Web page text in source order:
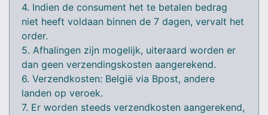
4. Indien de consument het te betalen bedrag
niet heeft voldaan binnen de 7 dagen, vervalt het
order.
5. Afhalingen zijn mogelijk, uiteraard worden er
dan geen verzendingskosten aangerekend.
6. Verzendkosten: België via Bpost, andere
landen op veroek.
7. Er worden steeds verzendkosten aangerekend,